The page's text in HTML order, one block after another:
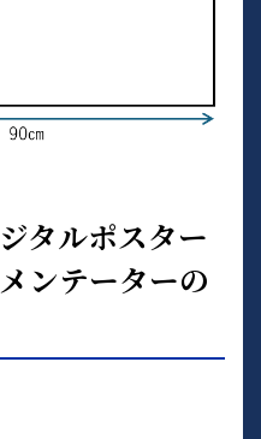
タルポスター
ンテーターの